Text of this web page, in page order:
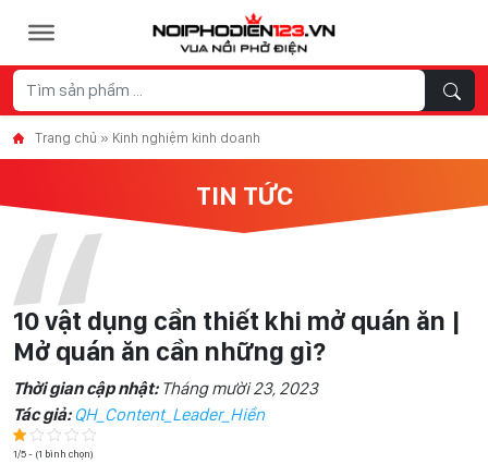
Trang chủ » Kinh nghiệm kinh doanh
TIN TỨC
10 vật dụng cần thiết khi mở quán ăn |
Mở quán ăn cần những gì?
Thời gian cập nhật: Tháng mười 23, 2023
Tác giả:QH_Content_Leader_Hiền
1/5 - (1 bình chọn)